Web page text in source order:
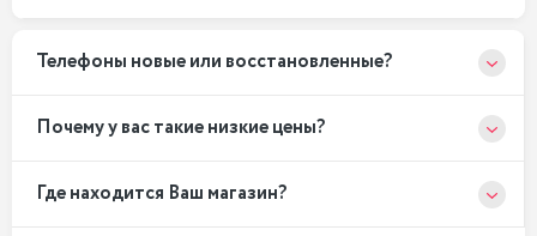
Телефоны новые или восстановленные?
Почему у вас такие низкие цены?
Где находится Ваш магазин?